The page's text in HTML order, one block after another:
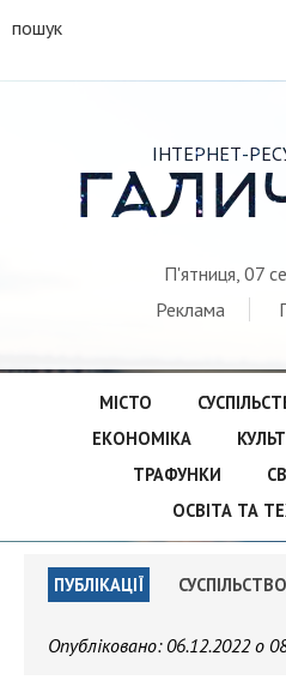
пошук
ІНТЕРНЕТ-
П'ятниця, 07
Реклама
МІСТО
ЕКОНОМІКА
ТРАФУНКИ
ОСВІТА ТА
ПУБЛІКАЦІЇ СУСПІЛЬСТВО
Опубліковано: 06.12.2022 о